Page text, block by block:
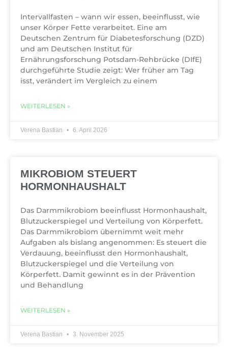
Intervallfasten – wann wir essen, beeinflusst, wie
unser Körper Fette verarbeitet. Eine am
Deutschen Zentrum für Diabetesforschung (DZD)
und am Deutschen Institut für
Ernährungsforschung Potsdam-Rehbrücke (DIfE)
durchgeführte Studie zeigt: Wer früher am Tag
isst, verändert im Vergleich zu einem
WEITERLESEN »
Verena Bastian 6. April 2026
MIKROBIOM STEUERT
HORMONHAUSHALT
Das Darmmikrobiom beeinflusst Hormonhaushalt,
Blutzuckerspiegel und Verteilung von Körperfett.
Das Darmmikrobiom übernimmt weit mehr
Aufgaben als bislang angenommen: Es steuert die
Verdauung, beeinflusst den Hormonhaushalt,
Blutzuckerspiegel und die Verteilung von
Körperfett. Damit gewinnt es in der Prävention
und Behandlung
WEITERLESEN »
Verena Bastian 3. November 2025